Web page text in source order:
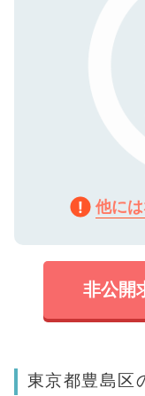
他に
非公開
東京都豊島区